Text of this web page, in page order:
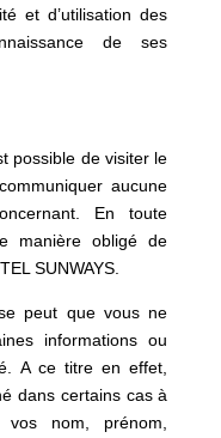
et d’utilisation des
de ses
possible de visiter le
aucune
En toute
manière obligé de
SUNWAYS.
peut que vous ne
informations ou
A ce titre en effet,
dans certains cas à
nom, prénom,